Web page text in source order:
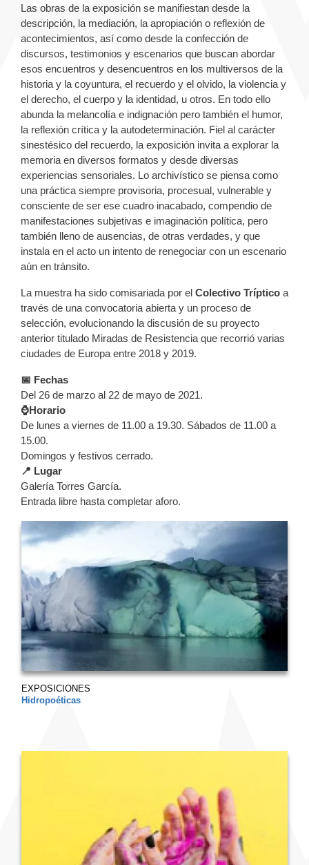
Las obras de la exposición se manifiestan desde la
descripción, la mediación, la apropiación o reflexión de
acontecimientos, así como desde la confección de
discursos, testimonios y escenarios que buscan abordar
esos encuentros y desencuentros en los multiversos de la
historia y la coyuntura, el recuerdo y el olvido, la violencia y
el derecho, el cuerpo y la identidad, u otros. En todo ello
abunda la melancolía e indignación pero también el humor,
la reflexión crítica y la autodeterminación. Fiel al carácter
sinestésico del recuerdo, la exposición invita a explorar la
memoria en diversos formatos y desde diversas
experiencias sensoriales. Lo archivístico se piensa como
una práctica siempre provisoria, procesual, vulnerable y
consciente de ser ese cuadro inacabado, compendio de
manifestaciones subjetivas e imaginación política, pero
también lleno de ausencias, de otras verdades, y que
instala en el acto un intento de renegociar con un escenario
aún en tránsito.
La muestra ha sido comisariada por el Colectivo Tríptico a
través de una convocatoria abierta y un proceso de
selección, evolucionando la discusión de su proyecto
anterior titulado Miradas de Resistencia que recorrió varias
ciudades de Europa entre 2018 y 2019.
📅 Fechas
Del 26 de marzo al 22 de mayo de 2021.
⌚Horario
De lunes a viernes de 11.00 a 19.30. Sábados de 11.00 a
15.00.
Domingos y festivos cerrado.
📍 Lugar
Galería Torres García.
Entrada libre hasta completar aforo.
EXPOSICIONES
Hidropoéticas